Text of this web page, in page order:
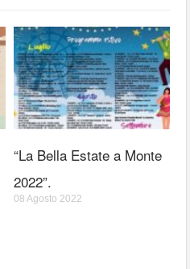
“La Bella Estate a Monte
2022”.
08 Agosto 2022